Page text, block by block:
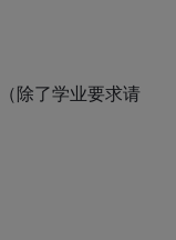
除了学业要求请